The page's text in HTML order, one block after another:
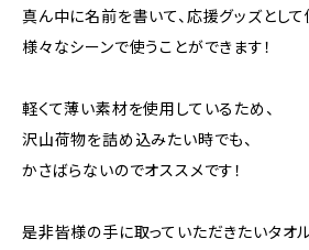
真ん中に名前を書いて、応援グッズとして
様々なシーンで使うことができます！
軽くて薄い素材を使用しているため、
沢山荷物を詰め込みたい時でも、
かさばらないのでオススメです！
是非皆様の手に取っていただきたいタオル